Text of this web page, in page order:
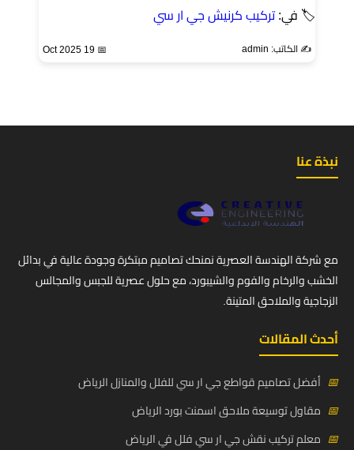
🏷 في:تركيب كرنيش جي ار سي
✍️ الكاتب: admin 📅 19 Oct 2025
نبذة عنا
مع شركة الهندسة العصرية نمنحك تصاميم مبتكرة وجودة عالية في بدائل
الخشب والرخام والفوم والشيبورد، مع حلول عصرية للجبس والمجالس
الزجاجية والملاحق المتينة.
أحدث المقالات
📅 أفضل تصاميم قواطع جي ار سي للفلل والمنازل الرياض
📅 مقاول توسيعة ملاحق اسمنت بورد الرياض
📅 معلم تركيب نقش جي ار سي فلل في الرياض